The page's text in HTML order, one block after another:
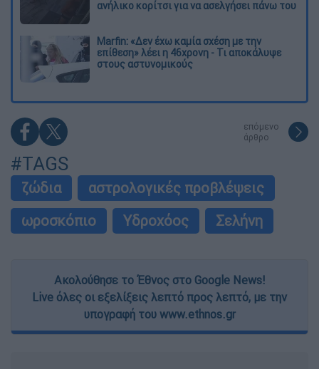
ανήλικο κορίτσι για να ασελγήσει πάνω του
Marfin: «Δεν έχω καμία σχέση με την
επίθεση» λέει η 46χρονη - Τι αποκάλυψε
στους αστυνομικούς
επόμενο
άρθρο
#TAGS
ζώδια
αστρολογικές προβλέψεις
ωροσκόπιο
Υδροχόος Σελήνη
Ακολούθησε το Έθνος στο Google News!
Live όλες οι εξελίξεις λεπτό προς λεπτό, με την
υπογραφή του www.ethnos.gr